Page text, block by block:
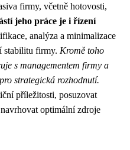
firmy, včetně hotovosti,
jeho práce je i řízení
analýza a minimalizace
stabilitu firmy. Kromě toho
s managementem firmy a
strategická rozhodnutí.
příležitosti, posuzovat
optimální zdroje